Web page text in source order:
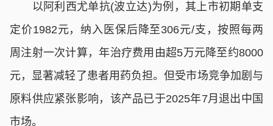
以阿利西尤单抗(波立达)为例，其上市初期单支
定价1982元，纳入医保后降至306元/支，按照每两
周注射一次计算，年治疗费用由超5万元降至约8000
元，显著减轻了患者用药负担。但受市场竞争加剧与
原料供应紧张影响，该产品已于2025年7月退出中国
市场。